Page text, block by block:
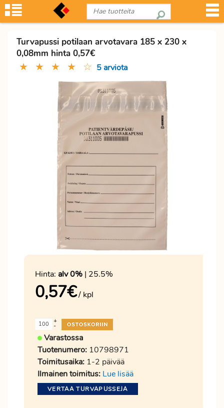
Turvapussi potilaan arvotavara 185 x 230 x
0,08mm hinta 0,57€
★ ★ ★ ★ ☆ 5 arviota
Hinta: alv 0% | 25.5%
0,57€/ kpl
-
+
Varastossa
Tuotenumero: 10798971
Toimitusaika: 1-2 päivää
Ilmainen toimitus: Lue lisää
VERTAA TURVAPUSSEJA